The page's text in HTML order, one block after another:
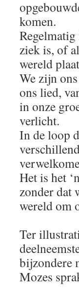
komen.
ziek is, of
wereld
We zijn
ons lied,
in onze
verlicht.
In de loop
Het is het
zonder dat
wereld om
Ter
bijzondere
Mozes